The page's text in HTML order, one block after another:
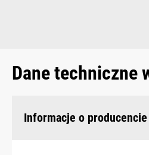
Dane techniczne
Informacje o producencie